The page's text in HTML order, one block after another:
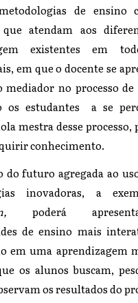
de ensino
que atendam aos
existentes em
em que o docente se
mediador no processo
os estudantes a se
mestra desse processo,
conhecimento.
do futuro agregada ao
inovadoras, a
poderá
de ensino mais
em uma aprendizagem
os alunos buscam,
os resultados do